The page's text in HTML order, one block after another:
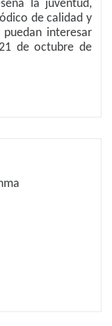
la juventud,
de calidad y
interesar
de octubre de